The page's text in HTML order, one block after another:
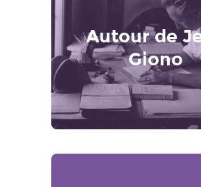
Autour de
Giono